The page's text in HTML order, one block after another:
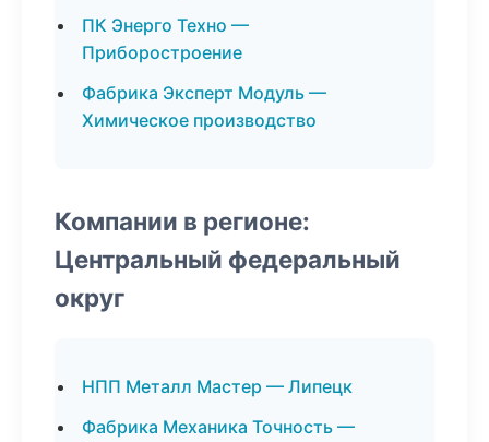
ПК Энерго Техно —
Приборостроение
Фабрика Эксперт Модуль —
Химическое производство
Компании в регионе:
Центральный федеральный
округ
НПП Металл Мастер — Липецк
Фабрика Механика Точность —